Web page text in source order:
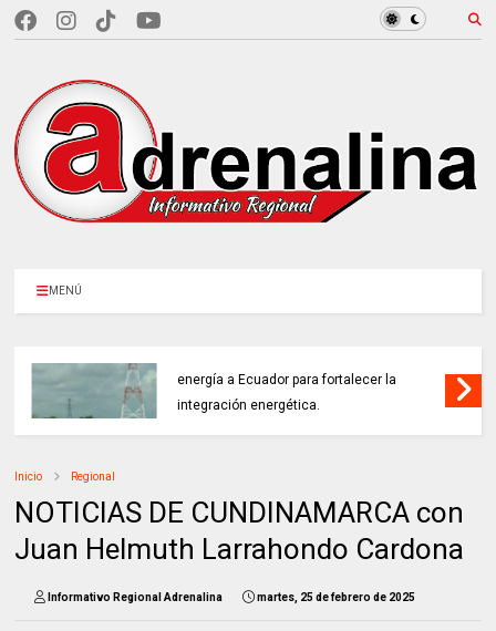
MENÚ
energía a Ecuador para fortalecer la
integración energética.
Inicio Regional
NOTICIAS DE CUNDINAMARCA con
Juan Helmuth Larrahondo Cardona
Informativo Regional Adrenalina martes, 25 de febrero de 2025